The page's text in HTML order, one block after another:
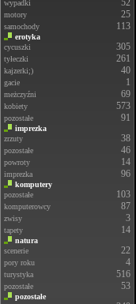
wypadki 52
motory 25
samochody 113
erotyka
cycuszki
305
tyłeczki 261
kajzerki;) 40
gacie 1
meżczyźni 69
kobiety 573
pozostałe 91
imprezka
zrzuty
38
pozostałe 46
powroty 14
imprezka 96
komputery
pozostałe
103
komputerowcy 87
zwisy 3
tapety 14
natura
scenerie
22
pory roku 4
turystyka 516
pozostałe 53
pozostałe